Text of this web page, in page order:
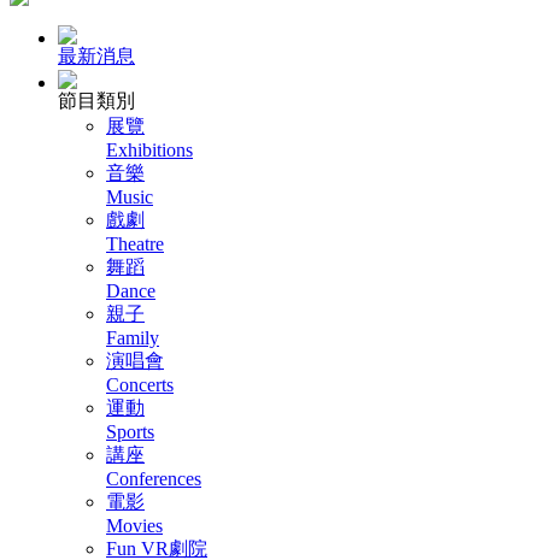
最新消息
節目類別
展覽
Exhibitions
音樂
Music
戲劇
Theatre
舞蹈
Dance
親子
Family
演唱會
Concerts
運動
Sports
講座
Conferences
電影
Movies
Fun VR劇院